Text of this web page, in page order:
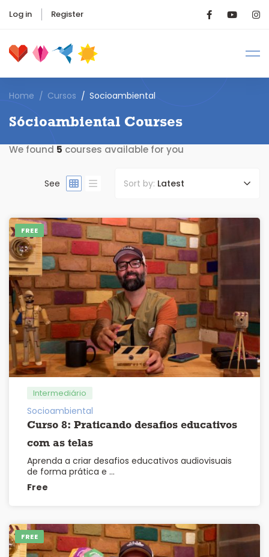
Log in Register
Home Cursos Socioambiental
Sócioambiental Courses
We found 5 courses available for you
See Sort by: Latest
FREE
Intermediário
Socioambiental
Curso 8: Praticando desafios educativos
com as telas
Aprenda a criar desafios educativos audiovisuais
de forma prática e …
Free
FREE